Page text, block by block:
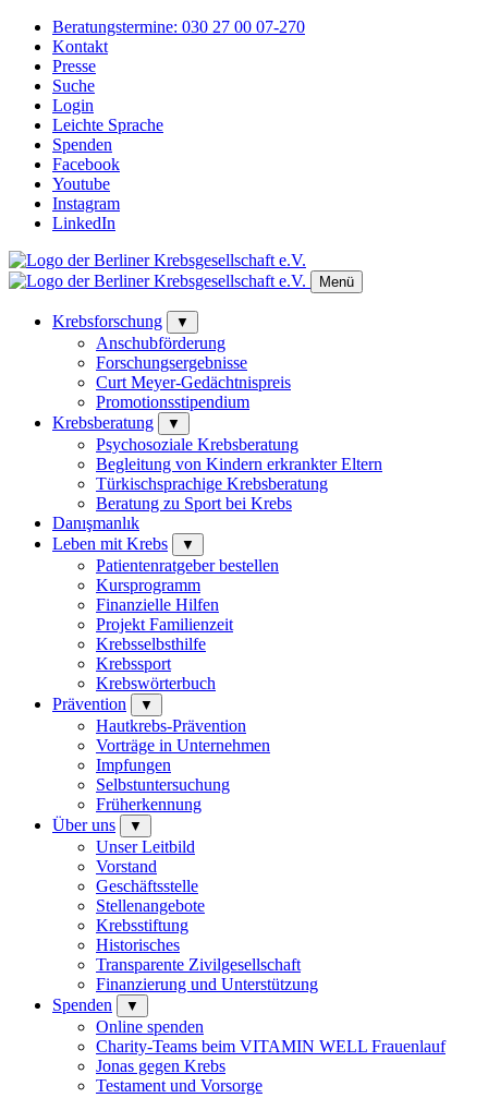
Beratungstermine: 030 27 00 07-270
Kontakt
Presse
Suche
Login
Leichte Sprache
Spenden
Facebook
Youtube
Instagram
LinkedIn
Menü
Krebsforschung ▼
Anschubförderung
Forschungsergebnisse
Curt Meyer-Gedächtnispreis
Promotionsstipendium
Krebsberatung
▼
Psychosoziale Krebsberatung
Begleitung von Kindern erkrankter Eltern
Türkischsprachige Krebsberatung
Beratung zu Sport bei Krebs
Danışmanlık
Leben mit Krebs
▼
Patientenratgeber bestellen
Kursprogramm
Finanzielle Hilfen
Projekt Familienzeit
Krebsselbsthilfe
Krebssport
Krebswörterbuch
Prävention
▼
Hautkrebs-Prävention
Vorträge in Unternehmen
Impfungen
Selbstuntersuchung
Früherkennung
Über uns
▼
Unser Leitbild
Vorstand
Geschäftsstelle
Stellenangebote
Krebsstiftung
Historisches
Transparente Zivilgesellschaft
Finanzierung und Unterstützung
Spenden
▼
Online spenden
Charity-Teams beim VITAMIN WELL Frauenlauf
Jonas gegen Krebs
Testament und Vorsorge